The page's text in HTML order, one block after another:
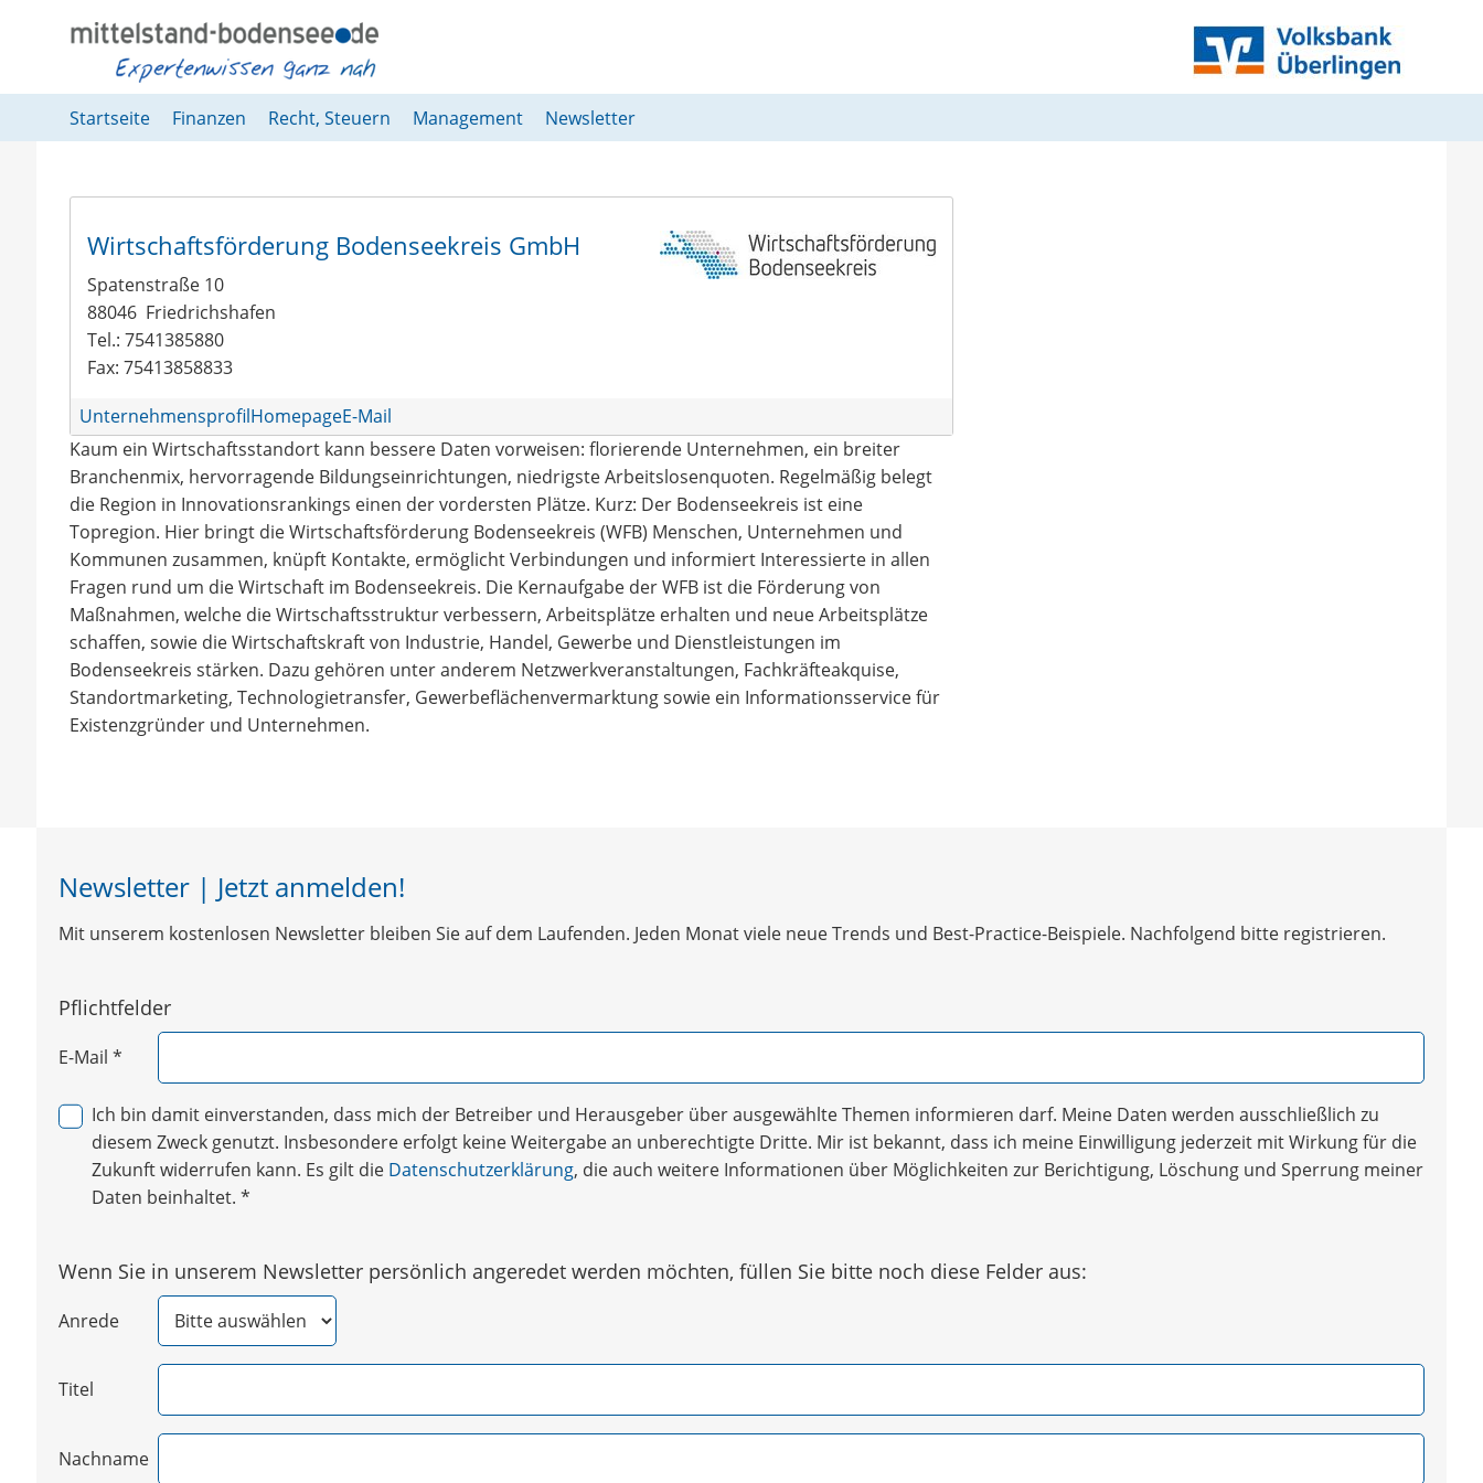
Hauptmenü
Fußzeile
Startseite Finanzen Recht, Steuern Management Newsletter
Wirtschaftsförderung Bodenseekreis GmbH
Spatenstraße 10
88046 Friedrichshafen
Tel.: 7541385880
Fax: 75413858833
UnternehmensprofilHomepageE-Mail
Kaum ein Wirtschaftsstandort kann bessere Daten vorweisen: florierende Unternehmen, ein breiter
Branchenmix, hervorragende Bildungseinrichtungen, niedrigste Arbeitslosenquoten. Regelmäßig belegt
die Region in Innovationsrankings einen der vordersten Plätze. Kurz: Der Bodenseekreis ist eine
Topregion. Hier bringt die Wirtschaftsförderung Bodenseekreis (WFB) Menschen, Unternehmen und
Kommunen zusammen, knüpft Kontakte, ermöglicht Verbindungen und informiert Interessierte in allen
Fragen rund um die Wirtschaft im Bodenseekreis. Die Kernaufgabe der WFB ist die Förderung von
Maßnahmen, welche die Wirtschaftsstruktur verbessern, Arbeitsplätze erhalten und neue Arbeitsplätze
schaffen, sowie die Wirtschaftskraft von Industrie, Handel, Gewerbe und Dienstleistungen im
Bodenseekreis stärken. Dazu gehören unter anderem Netzwerkveranstaltungen, Fachkräfteakquise,
Standortmarketing, Technologietransfer, Gewerbeflächenvermarktung sowie ein Informationsservice für
Existenzgründer und Unternehmen.
Newsletter | Jetzt anmelden!
Mit unserem kostenlosen Newsletter bleiben Sie auf dem Laufenden. Jeden Monat viele neue Trends und Best-Practice-Beispiele. Nachfolgend bitte registrieren.
Pflichtfelder
E-Mail *
Ich bin damit einverstanden, dass mich der Betreiber und Herausgeber über ausgewählte Themen informieren darf. Meine Daten werden ausschließlich zu
diesem Zweck genutzt. Insbesondere erfolgt keine Weitergabe an unberechtigte Dritte. Mir ist bekannt, dass ich meine Einwilligung jederzeit mit Wirkung für die
Zukunft widerrufen kann. Es gilt die Datenschutzerklärung, die auch weitere Informationen über Möglichkeiten zur Berichtigung, Löschung und Sperrung meiner
Daten beinhaltet. *
Wenn Sie in unserem Newsletter persönlich angeredet werden möchten, füllen Sie bitte noch diese Felder aus:
Anrede
Titel
Nachname